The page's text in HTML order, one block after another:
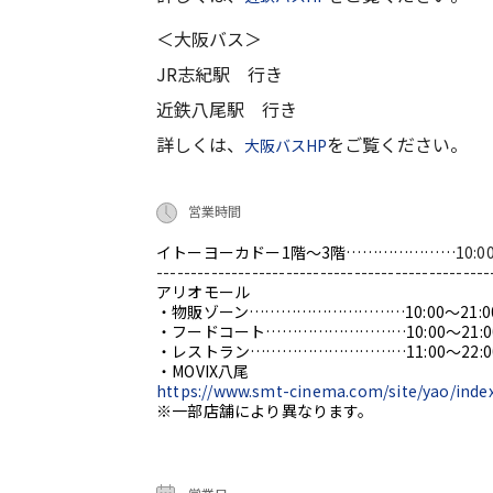
＜大阪バス＞
JR志紀駅 行き
近鉄八尾駅 行き
詳しくは、 大阪バスHPをご覧ください。
営業時間
イトーヨーカドー1階～3階…………………
アリオモール
・物販ゾーン…………………………10:00～
・フードコート………………………10:00～
・レストラン…………………………11:00～
・MOVIX八尾
https://www.smt-cinema.com/site/yao/
※一部店舗により異なります。